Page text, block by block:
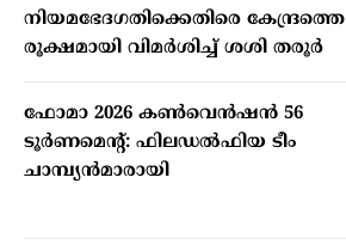
നിയമഭേദഗതിക്കെതിരെ കേന്ദ്രത്തെ
രൂക്ഷമായി വിമര്‍ശിച്ച് ശശി തരൂര്‍
ഫോമാ 2026 കണ്‍വെന്‍ഷന്‍ 56
ടൂര്‍ണമെന്റ്: ഫിലഡല്‍ഫിയ ടീം
ചാമ്പ്യന്‍മാരായി